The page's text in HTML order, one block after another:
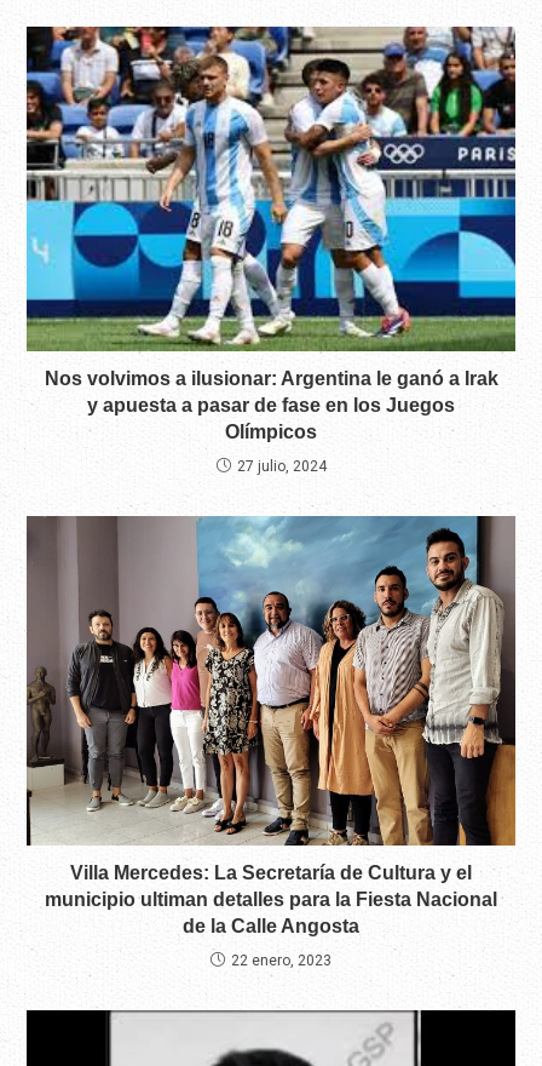
Nos volvimos a ilusionar: Argentina le ganó a Irak
y apuesta a pasar de fase en los Juegos
Olímpicos
27 julio, 2024
Villa Mercedes: La Secretaría de Cultura y el
municipio ultiman detalles para la Fiesta Nacional
de la Calle Angosta
22 enero, 2023